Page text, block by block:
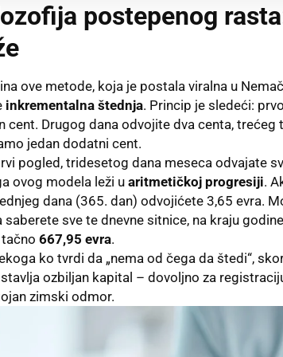
postepenog
ove metode, koja je postala viralna u
inkrementalna štednja. Princip je sledeći:
cent. Drugog dana odvojite dva centa,
jedan dodatni cent.
pogled, tridesetog dana meseca odvajate
ovog modela leži uaritmetičkoj progresiji.
dana (365. dan) odvojićete 3,65 evra.
saberete sve te dnevne sitnice, na kraju
667,95 evra.
ko tvrdi da „nema od čega da štedi“,
ozbiljan kapital – dovoljno za
zimski odmor.